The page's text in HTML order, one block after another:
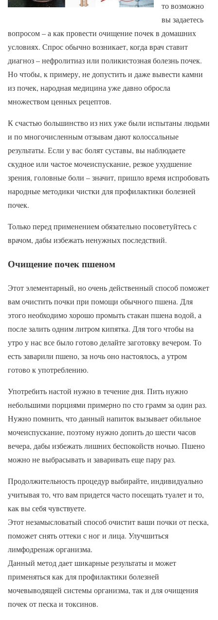
то возможно
вы задаетесь
вопросом – а как провести очищение почек в домашних
условиях. Спрос обычно возникает, когда врач ставит
диагноз – нефролитиаз или поликистозная болезнь почек.
Но чтобы, к примеру, не допустить и даже вывести камни
из почек, народная медицина уже давно обросла
множеством ценных рецептов.
К счастью большинство из них уже были испытаны людьми
и по многочисленным отзывам дают колоссальные
результаты. Если у вас болят суставы, вы наблюдаете
скудное или частое мочеиспускание, резкое ухудшение
зрения, головные боли – значит, пришло время испробовать
народные методики чистки для профилактики болезней
почек.
Только перед применением обязательно посоветуйтесь с
врачом, дабы избежать ненужных последствий.
Очищение почек пшеном
Этот элементарный, но очень действенный способ поможет
вам очистить почки при помощи обычного пшена. Для
этого необходимо хорошо промыть стакан пшена водой, а
после залить одним литром кипятка. Для того чтобы на
утро у нас все было готово делайте заготовку вечером. То
есть заварили пшено, за ночь оно настоялось, а утром
готово к употреблению.
Употребить настой нужно в течение дня. Пить нужно
небольшими порциями примерно по сто грамм за один раз.
Нужно помнить, что данный напиток вызывает обильное
мочеиспускание, поэтому нужно допить до шести часов
вечера, дабы избежать лишних беспокойств ночью. Пшено
можно не выбрасывать и заваривать еще пару раз.
Продолжительность процедур выбирайте, индивидуально
учитывая то, что вам придется часто посещать туалет и то,
как вы себя чувствуете.
Этот незамысловатый способ очистит ваши почки от песка,
поможет снять оттеки с ног и лица. Улучшиться
лимфодренаж организма.
Данный метод дает шикарные результаты и может
применяться как для профилактики болезней
мочевыводящей системы организма, так и для очищения
почек от песка и токсинов.